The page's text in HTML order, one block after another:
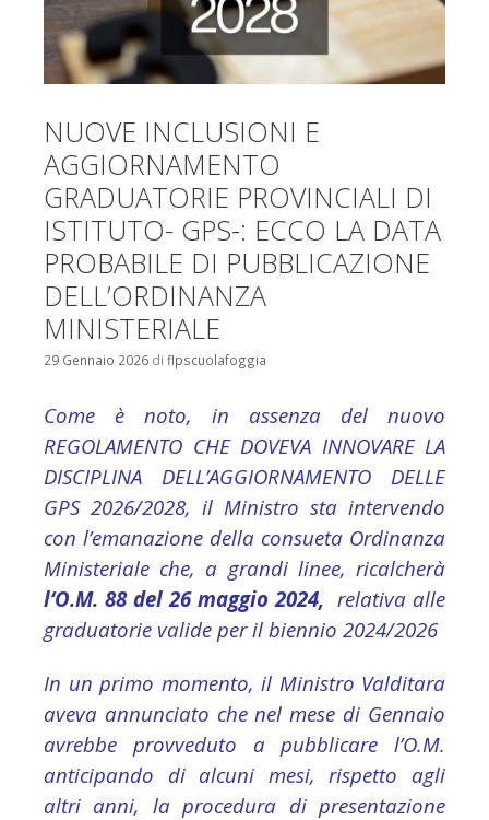
NUOVE INCLUSIONI E
AGGIORNAMENTO
GRADUATORIE PROVINCIALI DI
ISTITUTO- GPS-: ECCO LA DATA
PROBABILE DI PUBBLICAZIONE
DELL’ORDINANZA
MINISTERIALE
29 Gennaio 2026 di flpscuolafoggia
Come è noto, in assenza del nuovo
REGOLAMENTO CHE DOVEVA INNOVARE LA
DISCIPLINA DELL’AGGIORNAMENTO DELLE
GPS 2026/2028, il Ministro sta intervendo
con l’emanazione della consueta Ordinanza
Ministeriale che, a grandi linee, ricalcherà
l‘O.M. 88 del 26 maggio 2024, relativa alle
graduatorie valide per il biennio 2024/2026
In un primo momento, il Ministro Valditara
aveva annunciato che nel mese di Gennaio
avrebbe provveduto a pubblicare l’O.M.
anticipando di alcuni mesi, rispetto agli
altri anni, la procedura di presentazione